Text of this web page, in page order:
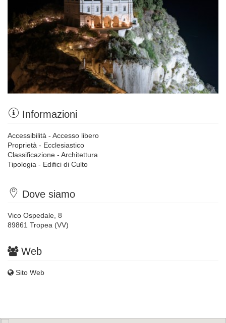
Informazioni
Accessibilità - Accesso libero
Proprietà - Ecclesiastico
Classificazione - Architettura
Tipologia - Edifici di Culto
Dove siamo
Vico Ospedale, 8
89861 Tropea (VV)
Web
Sito Web